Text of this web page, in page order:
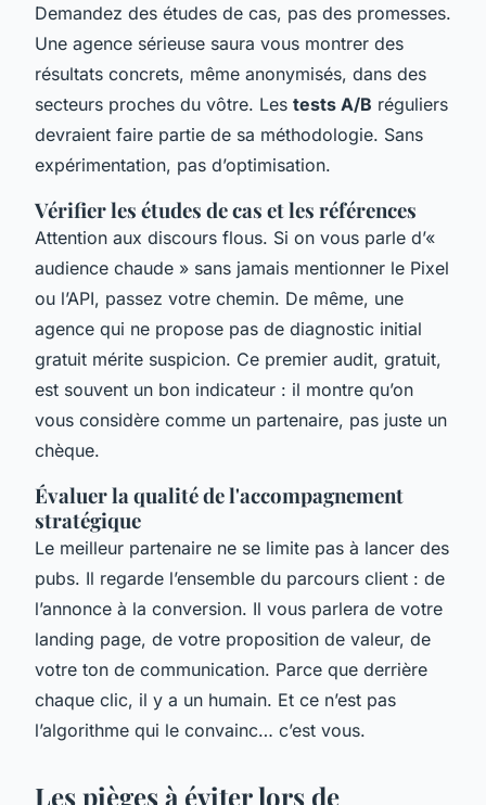
Demandez des études de cas, pas des promesses.
Une agence sérieuse saura vous montrer des
résultats concrets, même anonymisés, dans des
secteurs proches du vôtre. Les tests A/B réguliers
devraient faire partie de sa méthodologie. Sans
expérimentation, pas d’optimisation.
Vérifier les études de cas et les références
Attention aux discours flous. Si on vous parle d’«
audience chaude » sans jamais mentionner le Pixel
ou l’API, passez votre chemin. De même, une
agence qui ne propose pas de diagnostic initial
gratuit mérite suspicion. Ce premier audit, gratuit,
est souvent un bon indicateur : il montre qu’on
vous considère comme un partenaire, pas juste un
chèque.
Évaluer la qualité de l'accompagnement
stratégique
Le meilleur partenaire ne se limite pas à lancer des
pubs. Il regarde l’ensemble du parcours client : de
l’annonce à la conversion. Il vous parlera de votre
landing page, de votre proposition de valeur, de
votre ton de communication. Parce que derrière
chaque clic, il y a un humain. Et ce n’est pas
l’algorithme qui le convainc… c’est vous.
Les pièges à éviter lors de